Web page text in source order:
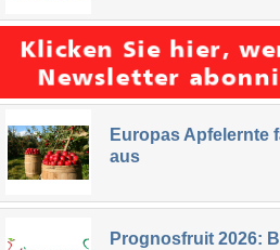
Europas Apfelernte
aus
Prognosfruit 2026: